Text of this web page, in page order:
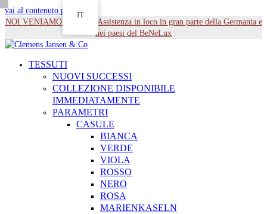
vai al contenuto principale
NOI VENIAMO DA TE - Assistenza in loco in gran parte della Germania e
nei paesi del BeNeLux
TESSUTI
NUOVI SUCCESSI
COLLEZIONE DISPONIBILE
IMMEDIATAMENTE
PARAMETRI
CASULE
BIANCA
VERDE
VIOLA
ROSSO
NERO
ROSA
MARIENKASELN
IT